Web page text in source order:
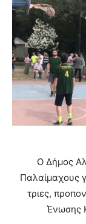
Ο Δήμος
Παλαίμαχους
τριες,
Ένωσης